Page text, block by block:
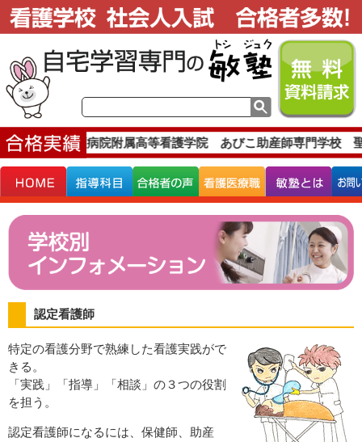
校 公立岩瀬病院附属高等看護学院 あびこ助産師専門学校
認定看護師
特定の看護分野で熟練した看護実践がで
きる。
「実践」「指導」「相談」の３つの役割
を担う。
認定看護師になるには、保健師、助産